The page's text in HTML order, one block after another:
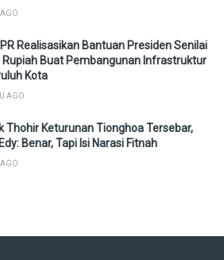
Realisasikan Bantuan Presiden Senilai
Rupiah Buat Pembangunan Infrastruktur
Kota
AGO
Thohir Keturunan Tionghoa Tersebar,
Benar, Tapi Isi Narasi Fitnah